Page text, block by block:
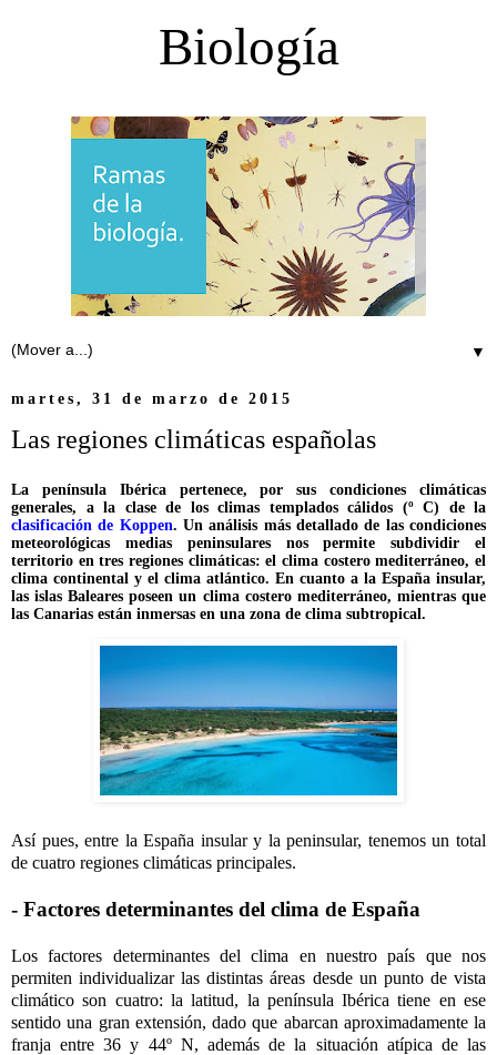
Biología
▼
martes, 31 de marzo de 2015
Las regiones climáticas españolas
La península Ibérica pertenece, por sus condiciones climáticas
generales, a la clase de los climas templados cálidos (º C) de la
clasificación de Koppen. Un análisis más detallado de las condiciones
meteorológicas medias peninsulares nos permite subdividir el
territorio en tres regiones climáticas: el clima costero mediterráneo, el
clima continental y el clima atlántico. En cuanto a la España insular,
las islas Baleares poseen un clima costero mediterráneo, mientras que
las Canarias están inmersas en una zona de clima subtropical.
Así pues, entre la España insular y la peninsular, tenemos un total
de cuatro regiones climáticas principales.
- Factores determinantes del clima de España
Los factores determinantes del clima en nuestro país que nos
permiten individualizar las distintas áreas desde un punto de vista
climático son cuatro: la latitud, la península Ibérica tiene en ese
sentido una gran extensión, dado que abarcan aproximadamente la
franja entre 36 y 44º N, además de la situación atípica de las